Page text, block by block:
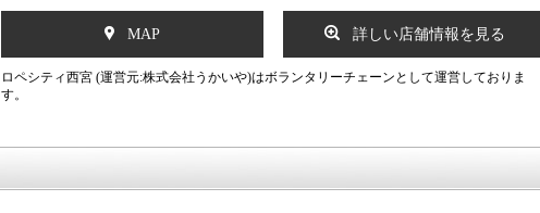
MAP 詳しい店舗情報を見る
ロペシティ西宮 (運営元:株式会社うかいや)はボランタリーチェーンとして運営しておりま
す。